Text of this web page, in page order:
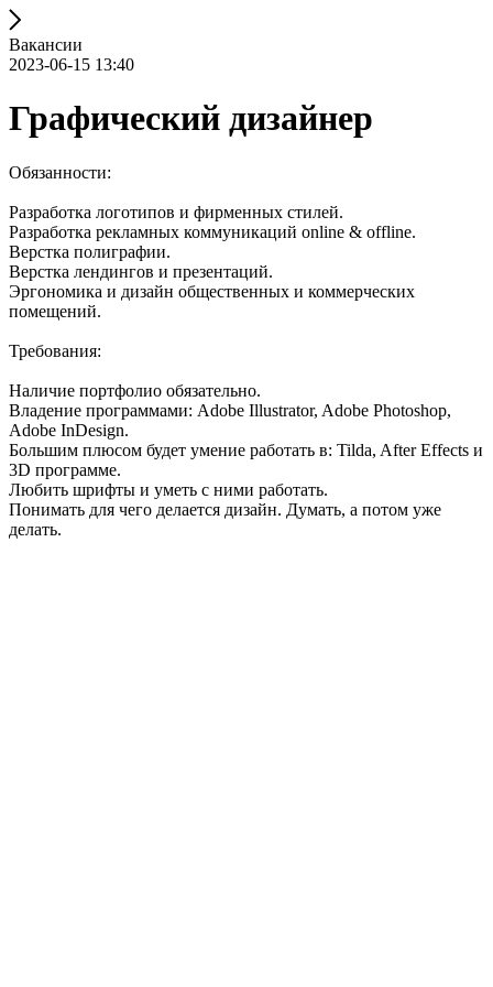
Вакансии
2023-06-15 13:40
Графический дизайнер
Обязанности:
Разработка логотипов и фирменных стилей.
Разработка рекламных коммуникаций online & offline.
Верстка полиграфии.
Верстка лендингов и презентаций.
Эргономика и дизайн общественных и коммерческих
помещений.
Требования:
Наличие портфолио обязательно.
Владение программами: Adobe Illustrator, Adobe Photoshop,
Adobe InDesign.
Большим плюсом будет умение работать в: Tilda, After Effects и
3D программе.
Любить шрифты и уметь с ними работать.
Понимать для чего делается дизайн. Думать, а потом уже
делать.